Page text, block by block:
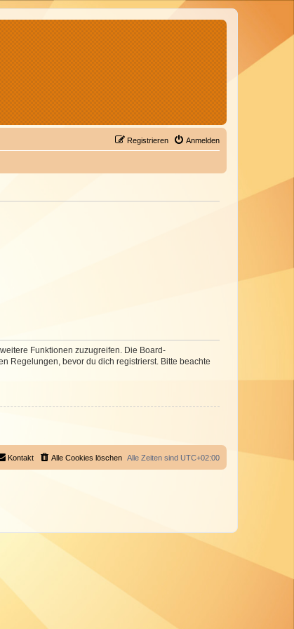
Anmelden
Registrieren
Funktionen zuzugreifen. Die Board-
Regelungen, bevor du dich registrierst. Bitte beachte
Alle Zeiten sind UTC+02:00
Alle Cookies löschen
Kontakt